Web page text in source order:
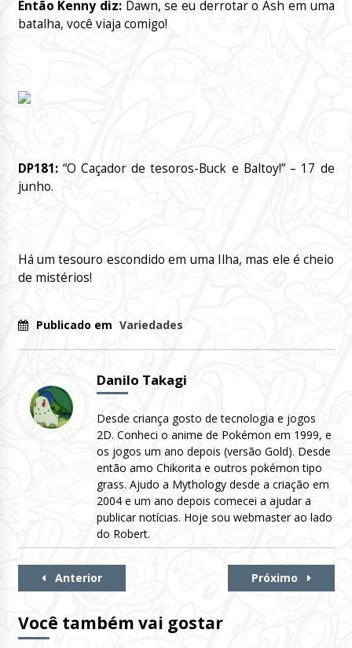
Então Kenny diz:Dawn, se eu derrotar o Ash em uma
batalha, você viaja comigo!
DP181:“O Caçador de tesoros-Buck e Baltoy!” – 17 de
junho.
Há um tesouro escondido em uma Ilha, mas ele é cheio
de mistérios!
Publicado em Variedades
Danilo Takagi
Desde criança gosto de tecnologia e jogos
2D. Conheci o anime de Pokémon em 1999, e
os jogos um ano depois (versão Gold). Desde
então amo Chikorita e outros pokémon tipo
grass. Ajudo a Mythology desde a criação em
2004 e um ano depois comecei a ajudar a
publicar notícias. Hoje sou webmaster ao lado
do Robert.
Continue
Anterior Próximo
Você também vai gostar